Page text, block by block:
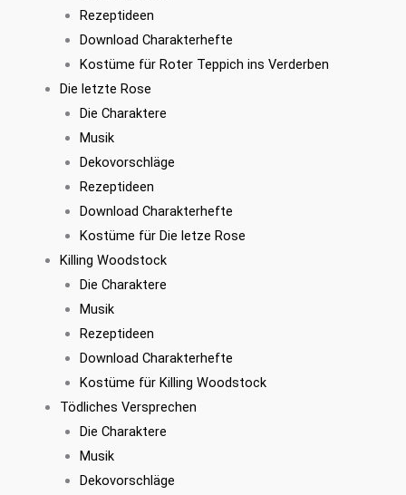
Rezeptideen
Download Charakterhefte
Kostüme für Roter Teppich ins Verderben
Die letzte Rose
Die Charaktere
Musik
Dekovorschläge
Rezeptideen
Download Charakterhefte
Kostüme für Die letze Rose
Killing Woodstock
Die Charaktere
Musik
Rezeptideen
Download Charakterhefte
Kostüme für Killing Woodstock
Tödliches Versprechen
Die Charaktere
Musik
Dekovorschläge